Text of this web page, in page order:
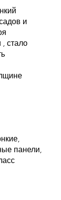
и
стало
панели,